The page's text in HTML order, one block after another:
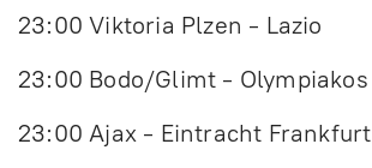
23:00 Viktoria Plzen - Lazio
23:00 Bodo/Glimt - Olympiakos
23:00 Ajax - Eintracht Frankfurt